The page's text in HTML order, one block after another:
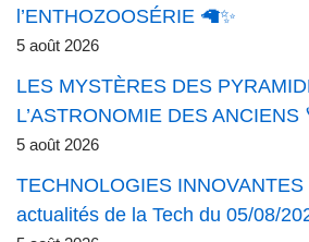
l’ENTHOZOOSÉRIE 🦙✨
5 août 2026
LES MYSTÈRES DES
L’ASTRONOMIE DES ANCIENS
5 août 2026
TECHNOLOGIES
actualités de la Tech du 05/08/